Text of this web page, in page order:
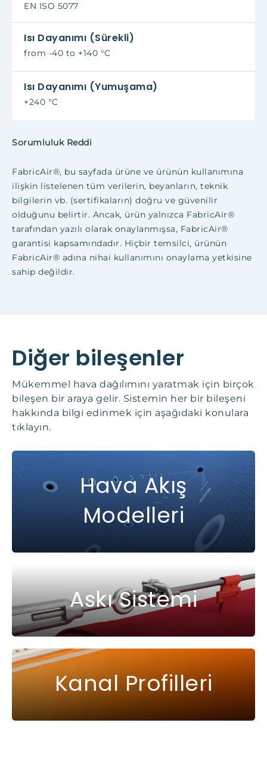
EN ISO 5077
Isı Dayanımı (Sürekli)
from -40 to +140 °C
Isı Dayanımı (Yumuşama)
+240 °C
Sorumluluk Reddi
FabricAir®, bu sayfada ürüne ve ürünün kullanımına
ilişkin listelenen tüm verilerin, beyanların, teknik
bilgilerin vb. (sertifikaların) doğru ve güvenilir
olduğunu belirtir. Ancak, ürün yalnızca FabricAir®
tarafından yazılı olarak onaylanmışsa, FabricAir®
garantisi kapsamındadır. Hiçbir temsilci, ürünün
FabricAir® adına nihai kullanımını onaylama yetkisine
sahip değildir.
Diğer bileşenler
Mükemmel hava dağılımını yaratmak için birçok
bileşen bir araya gelir. Sistemin her bir bileşeni
hakkında bilgi edinmek için aşağıdaki konulara
tıklayın.
Hava Akış
Modelleri
Askı Sistemi
Kanal Profilleri